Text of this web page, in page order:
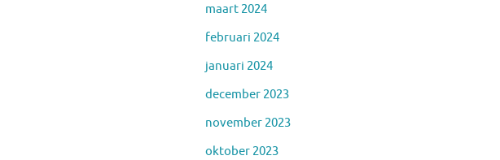
maart 2024
februari 2024
januari 2024
december 2023
november 2023
oktober 2023